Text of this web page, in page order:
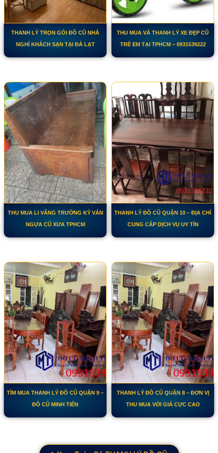
THANH LÝ TRỌN GÓI ĐỒ CŨ NHÀ
NGHỈ KHÁCH SẠN TẠI ĐÀ LẠT
THU MUA VÀ THANH LÝ XE ĐẸP CŨ
TRẺ EM TẠI TPHCM – 0931539222
THU MUA LI VĂNG TRƯỜNG KỶ VÁN
NGỰA CŨ XƯA TPHCM
THANH LÝ ĐỒ CŨ QUẬN 10 – ĐỊA CHỈ
CUNG CẤP DỊCH VỤ UY TÍN
TÌM MUA THANH LÝ ĐỒ CŨ QUẬN 9 –
ĐỒ CŨ MINH TIẾN
THANH LÝ ĐỒ CŨ QUẬN 8 – ĐƠN VỊ
THU MUA VỚI GIÁ CỰC CAO